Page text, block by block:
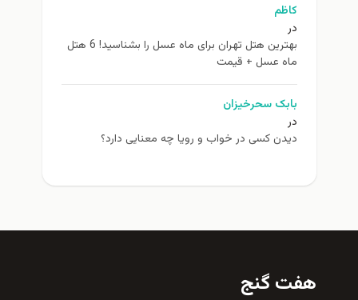
کاظم
در
بهترین هتل تهران برای ماه عسل را بشناسید! 6 هتل
ماه عسل + قیمت
بابک سحرخیزان
در
دیدن کسی در خواب و رویا چه معنایی دارد؟
هفت گنج